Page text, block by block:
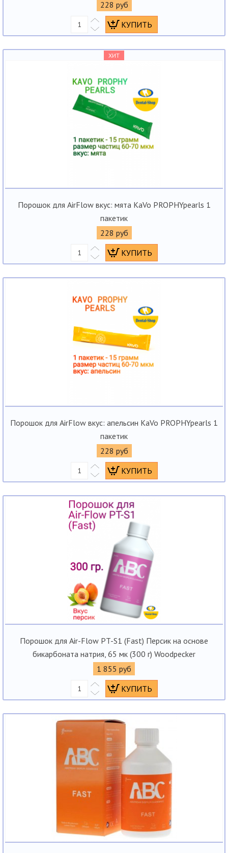
228 руб
ХИТ
Порошок для AirFlow вкус: мята KaVo PROPHYpearls 1
пакетик
228 руб
Порошок для AirFlow вкус: апельсин KaVo PROPHYpearls 1
пакетик
228 руб
Порошок для Air-Flow PT-S1 (Fast) Персик на основе
бикарбоната натрия, 65 мк (300 г) Woodpecker
1 855 руб